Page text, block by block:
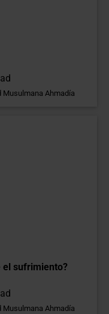
Musulmana Ahmadía
el sufrimiento?
Musulmana Ahmadía